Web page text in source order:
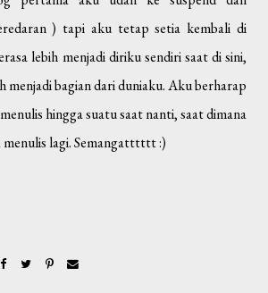
) tapi aku tetap setia kembali di
lebih menjadi diriku sendiri saat di sini,
menjadi bagian dari duniaku. Aku berharap
hingga suatu saat nanti, saat dimana
menulis lagi. Semangatttttt :)